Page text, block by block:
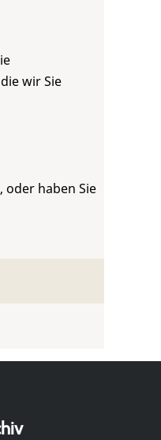
wir Sie
haben Sie